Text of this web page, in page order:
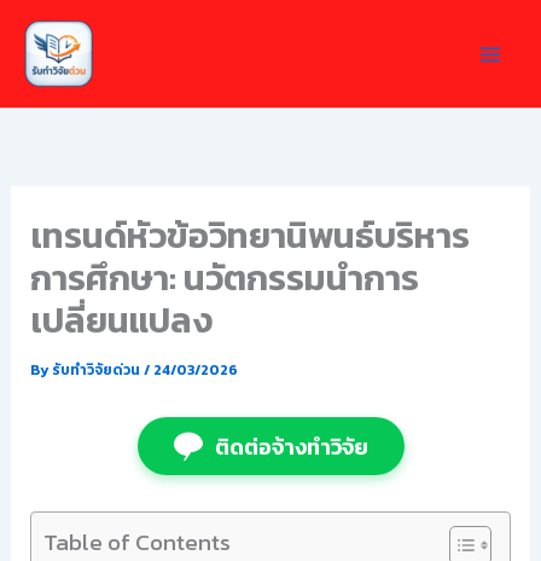
Skip
content
เทรนด์หัวข้อวิทยานิพนธ์บริหาร
การศึกษา: นวัตกรรมนำการ
เปลี่ยนแปลง
Byรับทำวิจัยด่วน / 24/03/2026
ติดต่อจ้างทำวิจัย
Table of Contents